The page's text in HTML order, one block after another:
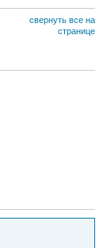
свернуть все на
странице